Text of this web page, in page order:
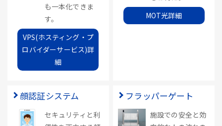
も一本化できま
す。
VPS(ホスティング・プ
ロバイダーサービス)詳
細
MOT光詳細
顔認証システム
セキュリティと利
フラッパーゲート
施設での安全と効